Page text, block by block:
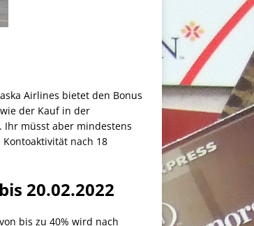
Airlines bietet den Bonus
der Kauf in der
Ihr müsst aber mindestens
nach 18
20.02.2022
bis zu 40% wird nach